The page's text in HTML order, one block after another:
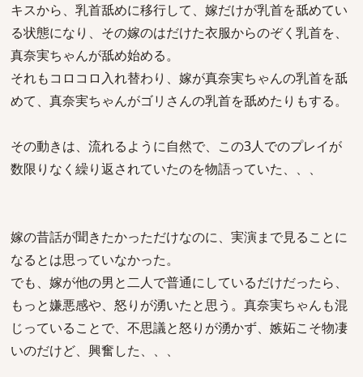
キスから、乳首舐めに移行して、嫁だけが乳首を舐めてい
る状態になり、その嫁のはだけた衣服からのぞく乳首を、
真奈実ちゃんが舐め始める。
それもコロコロ入れ替わり、嫁が真奈実ちゃんの乳首を舐
めて、真奈実ちゃんがゴリさんの乳首を舐めたりもする。
その動きは、流れるように自然で、この3人でのプレイが
数限りなく繰り返されていたのを物語っていた、、、
嫁の昔話が聞きたかっただけなのに、実演まで見ることに
なるとは思っていなかった。
でも、嫁が他の男と二人で普通にしているだけだったら、
もっと嫌悪感や、怒りが湧いたと思う。真奈実ちゃんも混
じっていることで、不思議と怒りが湧かず、嫉妬こそ物凄
いのだけど、興奮した、、、